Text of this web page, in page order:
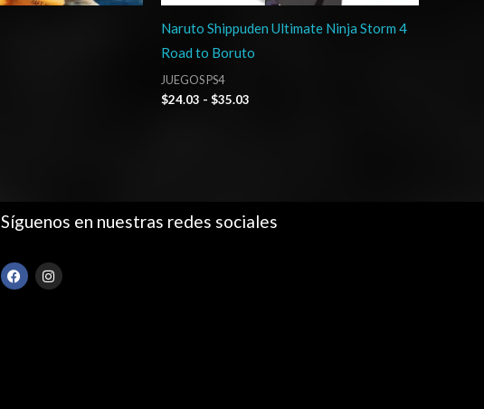
Naruto Shippuden Ultimate Ninja Storm 4
Road to Boruto
JUEGOS PS4
$24.03 - $35.03
Síguenos en nuestras redes sociales
F
a
I
n